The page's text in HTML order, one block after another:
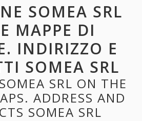
SOMEA SRL
MAPPE DI
INDIRIZZO E
SOMEA SRL
SRL ON THE
ADDRESS AND
SOMEA SRL